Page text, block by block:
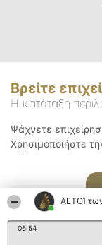
ΑΕΤΟΊ
06:54
Βρείτε
Η κατάταξη
Ψάχνετε
Χρησιμοποιήστε